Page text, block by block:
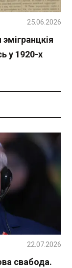
у 1920-х
25.06.2026
свабода.
22.07.2026